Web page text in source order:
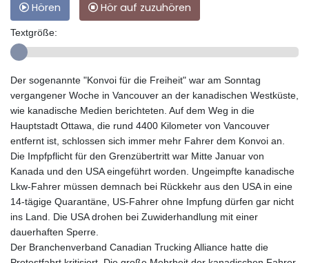
Hören Hör auf zuzuhören
Textgröße:
Der sogenannte "Konvoi für die Freiheit" war am Sonntag
vergangener Woche in Vancouver an der kanadischen Westküste,
wie kanadische Medien berichteten. Auf dem Weg in die
Hauptstadt Ottawa, die rund 4400 Kilometer von Vancouver
entfernt ist, schlossen sich immer mehr Fahrer dem Konvoi an.
Die Impfpflicht für den Grenzübertritt war Mitte Januar von
Kanada und den USA eingeführt worden. Ungeimpfte kanadische
Lkw-Fahrer müssen demnach bei Rückkehr aus den USA in eine
14-tägige Quarantäne, US-Fahrer ohne Impfung dürfen gar nicht
ins Land. Die USA drohen bei Zuwiderhandlung mit einer
dauerhaften Sperre.
Der Branchenverband Canadian Trucking Alliance hatte die